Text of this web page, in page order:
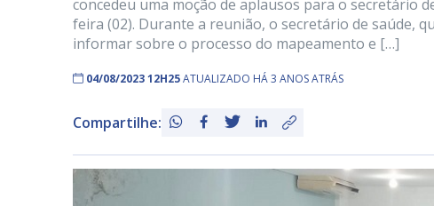
concedeu uma moção de aplausos para o secretário
feira (02). Durante a reunião, o secretário de saúde,
informar sobre o processo do mapeamento e […]
04/08/2023 12H25ATUALIZADO HÁ 3 ANOS ATRÁS
Compartilhe: